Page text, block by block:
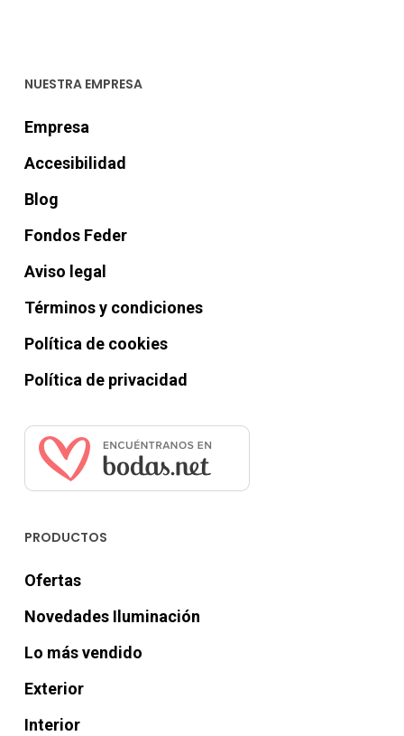
NUESTRA EMPRESA
Empresa
Accesibilidad
Blog
Fondos Feder
Aviso legal
Términos y condiciones
Política de cookies
Política de privacidad
PRODUCTOS
Ofertas
Novedades Iluminación
Lo más vendido
Exterior
Interior